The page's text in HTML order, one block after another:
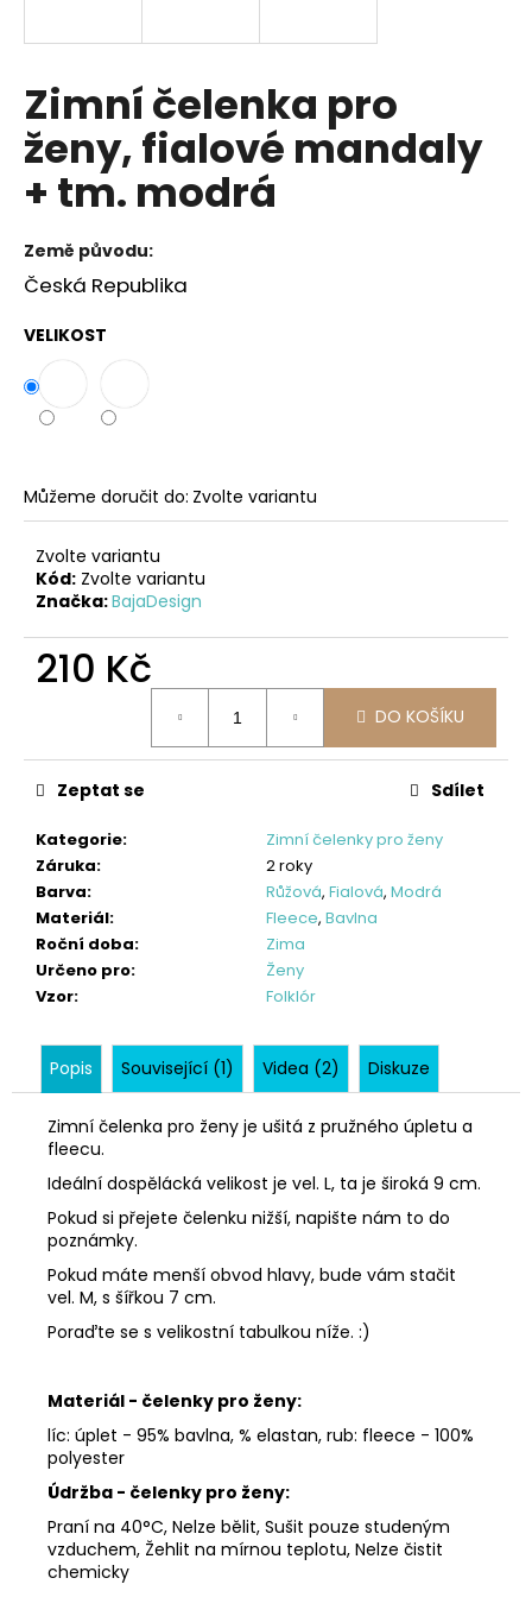
Zimní čelenka pro
ženy, fialové mandaly
+ tm. modrá
Země původu:
Česká Republika
VELIKOST
Můžeme doručit do: Zvolte variantu
Zvolte variantu
Kód: Zvolte variantu
Značka:BajaDesign
210 Kč
DO KOŠÍKU
Kategorie:
Zimní čelenky pro ženy
Záruka:
2 roky
Barva: Růžová, Fialová, Modrá
Materiál: Fleece, Bavlna
Roční doba:
Zima
Určeno pro:
Ženy
Vzor: Folklór
Zeptat se Sdílet
Popis Související (1) Videa (2) Diskuze
Zimní čelenka pro ženy je ušitá z pružného úpletu a
fleecu.
Ideální dospělácká velikost je vel. L, ta je široká 9 cm.
Pokud si přejete čelenku nižší, napište nám to do
poznámky.
Pokud máte menší obvod hlavy, bude vám stačit
vel. M, s šířkou 7 cm.
Poraďte se s velikostní tabulkou níže. :)
Materiál - čelenky pro ženy:
líc: úplet - 95% bavlna, % elastan, rub: fleece - 100%
polyester
Údržba - čelenky pro ženy:
Praní na 40°C, Nelze bělit, Sušit pouze studeným
vzduchem, Žehlit na mírnou teplotu, Nelze čistit
chemicky
í
t
?
D
o
p
r
u
u
e
m
ZVÝHODNĚNÁ
ČERNÁ
ŽRALOCI
NA
ČERNÉ
1
701
Kč